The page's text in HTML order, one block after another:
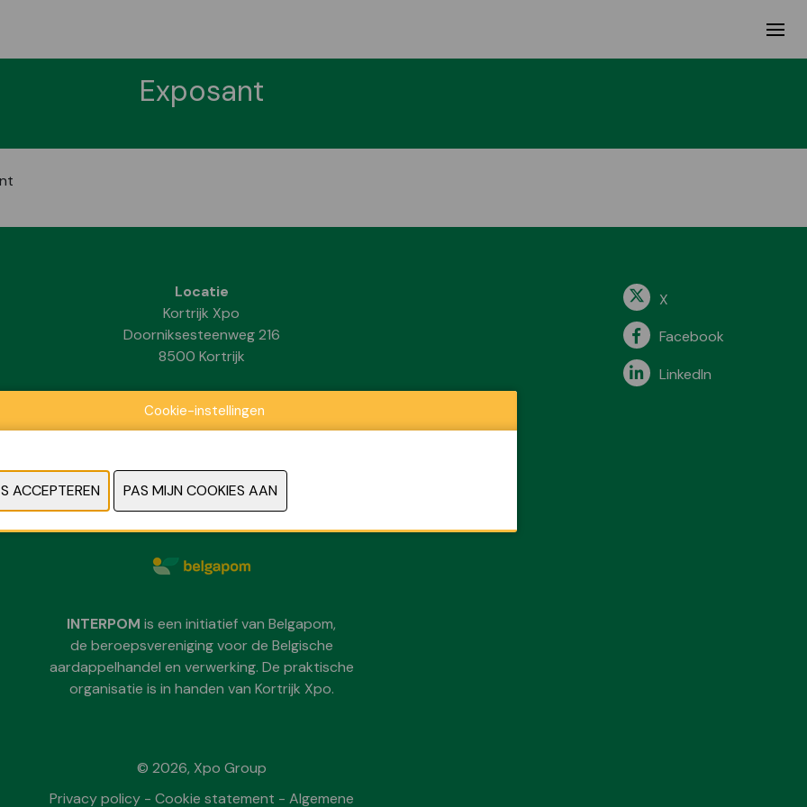
Exposant
Locatie
Kortrijk Xpo
Doorniksesteenweg 216
8500 Kortrijk
Zondag 29 november 2026
telkens van 09:30 tot 18:00
INTERPOMis een initiatief van Belgapom,
de beroepsvereniging voor de Belgische
aardappelhandel en verwerking. De praktische
organisatie is in handen van Kortrijk Xpo.
X
Facebook
LinkedIn
© 2026, Xpo Group
Privacy policy- Cookie statement - Algemene
Cookie-instellingen